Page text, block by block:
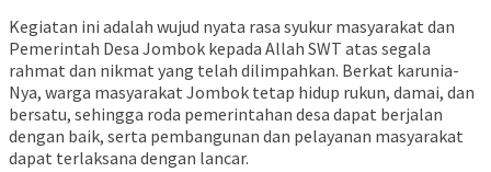
​Kegiatan ini adalah wujud nyata rasa syukur masyarakat dan
Pemerintah Desa Jombok kepada Allah SWT atas segala
rahmat dan nikmat yang telah dilimpahkan. Berkat karunia-
Nya, warga masyarakat Jombok tetap hidup rukun, damai, dan
bersatu, sehingga roda pemerintahan desa dapat berjalan
dengan baik, serta pembangunan dan pelayanan masyarakat
dapat terlaksana dengan lancar.